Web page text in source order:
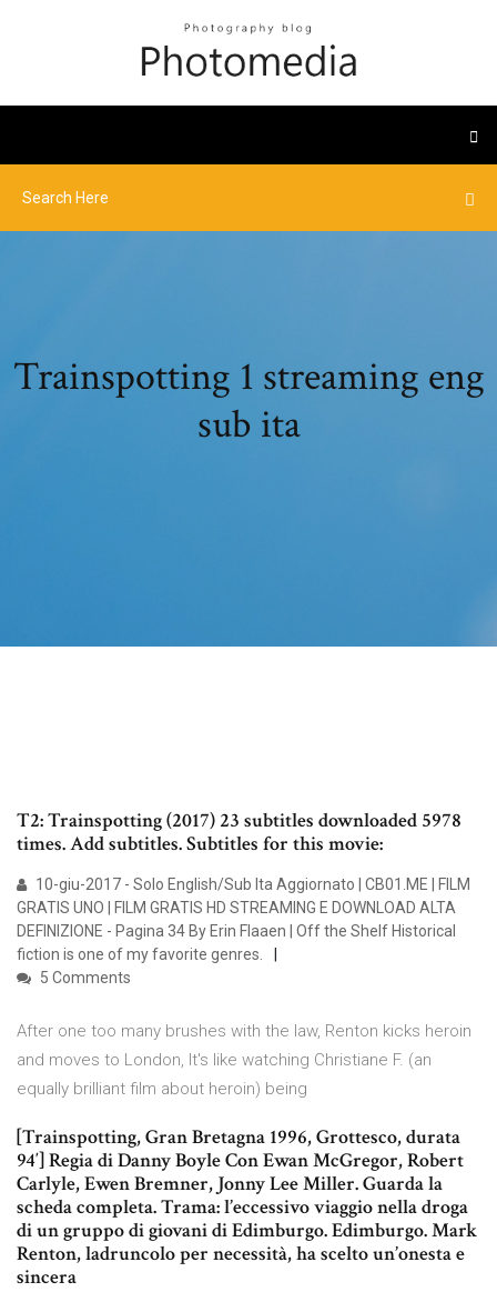
Trainspotting 1 streaming eng
sub ita
T2: Trainspotting (2017) 23 subtitles downloaded 5978
times. Add subtitles. Subtitles for this movie:
10-giu-2017 - Solo English/Sub Ita Aggiornato | CB01.ME | FILM
GRATIS UNO | FILM GRATIS HD STREAMING E DOWNLOAD ALTA
DEFINIZIONE - Pagina 34 By Erin Flaaen | Off the Shelf Historical
fiction is one of my favorite genres.
5 Comments
After one too many brushes with the law, Renton kicks heroin
and moves to London, It's like watching Christiane F. (an
equally brilliant film about heroin) being
[Trainspotting, Gran Bretagna 1996, Grottesco, durata
94′] Regia di Danny Boyle Con Ewan McGregor, Robert
Carlyle, Ewen Bremner, Jonny Lee Miller. Guarda la
scheda completa. Trama: l’eccessivo viaggio nella droga
di un gruppo di giovani di Edimburgo. Edimburgo. Mark
Renton, ladruncolo per necessità, ha scelto un’onesta e
sincera